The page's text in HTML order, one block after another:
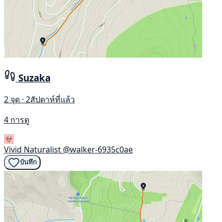
Suzaka
2 จุด · 2สัปดาห์ที่แล้ว
4 การดู
Vivid Naturalist @walker-6935c0ae
บันทึก